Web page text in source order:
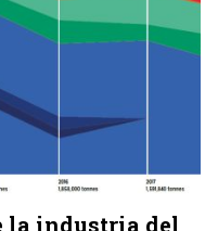
la industria del